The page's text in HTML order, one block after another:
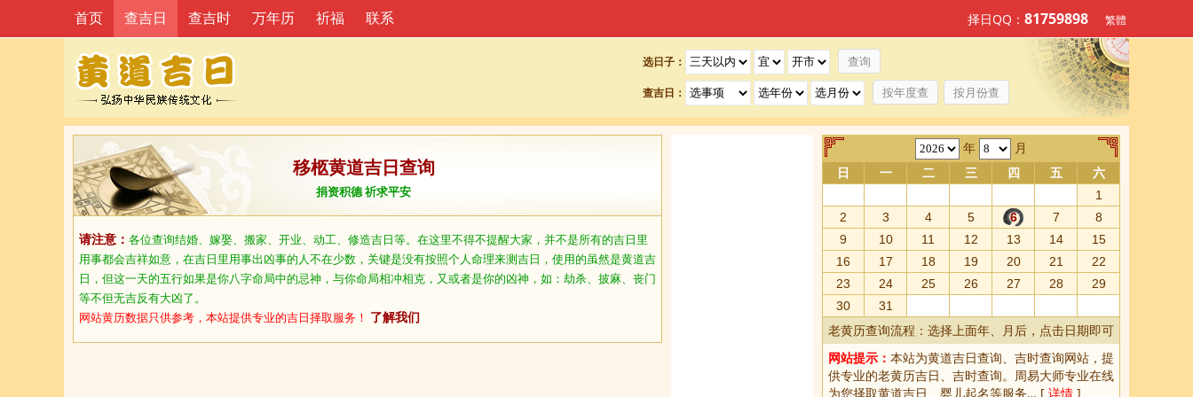
选日子：
查吉日： 按年度查 按月份查
首页 查吉日 查吉时 万年历 祈福 联系 择日QQ： 81759898 繁體
移柩黄道吉日查询
捐资积德 祈求平安
请注意： 各位查询结婚、嫁娶、搬家、开业、动工、修造吉日等。在这里不得不提醒大家，并不是所有的吉日里
用事都会吉祥如意，在吉日里用事出凶事的人不在少数，关键是没有按照个人命理来测吉日，使用的虽然是黄道吉
日，但这一天的五行如果是你八字命局中的忌神，与你命局相冲相克，又或者是你的凶神，如：劫杀、披麻、丧门
等不但无吉反有大凶了。
网站黄历数据只供参考，本站提供专业的吉日择取服务！ 了解我们
年 月
日 一 二 三 四 五
六
1
2
3 4 5 6 7
8
9
10 11 12 13 14
15
16
17 18 19 20 21
22
23
24 25 26 27 28
29
30
31
老黄历查询流程：选择上面年、月后，点击日期即可
网站提示： 本站为黄道吉日查询、 吉时查询网站，提
供专业的老黄历吉日、吉时查询。周易大师专业在线
为您择取黄道吉日 、婴儿起名等服务… [ 详情 ]